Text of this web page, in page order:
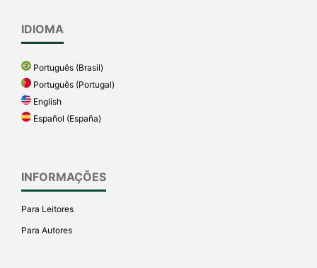
IDIOMA
Português (Brasil)
Português (Portugal)
English
Español (España)
INFORMAÇÕES
Para Leitores
Para Autores